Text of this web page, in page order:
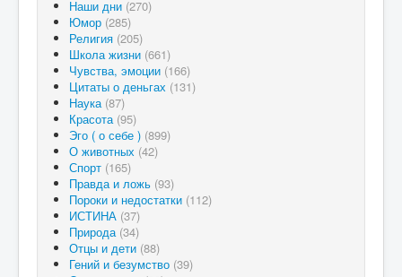
Наши дни (270)
Юмор (285)
Религия (205)
Школа жизни (661)
Чувства, эмоции (166)
Цитаты о деньгах (131)
Наука (87)
Красота (95)
Эго ( о себе ) (899)
О животных (42)
Спорт (165)
Правда и ложь (93)
Пороки и недостатки (112)
ИСТИНА (37)
Природа (34)
Отцы и дети (88)
Гений и безумство (39)